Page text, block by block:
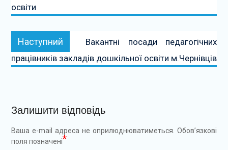
освіти
Наступний Наступний:
Вакантні посади педагогічних
працівників закладів дошкільної освіти м.Чернівців
Залишити відповідь
Ваша e-mail адреса не оприлюднюватиметься. Обов’язкові
поля позначені*